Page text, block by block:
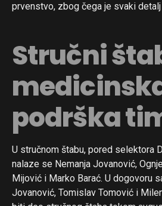
prvenstvo, zbog čega je svaki
Stručni
podrška
U stručnom štabu, pored selektora
nalaze se Nemanja Jovanović,
Mijović i Marko Barać. U dogovoru
Jovanović, Tomislav Tomović i